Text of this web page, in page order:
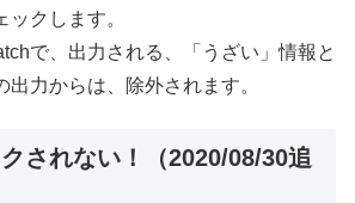
ックします。
で、出力される、「うざい」情報と
力からは、除外されます。
されない！（2020/08/30追